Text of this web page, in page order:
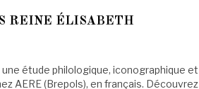
REINE ÉLISABETH
étude philologique, iconographique et
AERE (Brepols), en français. Découvrez